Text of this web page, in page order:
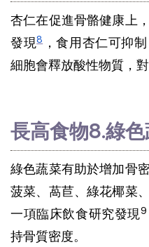
杏仁在促進骨骼健康上
發現8，食用杏仁可抑
細胞會釋放酸性物質，
長高食物8.綠
綠色蔬菜有助於增加骨
菠菜、萵苣、綠花椰菜
一項臨床飲食研究發現9
持骨質密度。